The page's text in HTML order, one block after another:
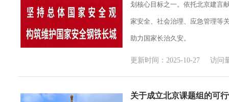
划核心目标之一。依托北京建言
家安全、社会治理、应急管理等
助力国家长治久安。
更新时间：2025-10-27 访问
关于成立北京课题组的可